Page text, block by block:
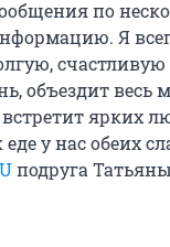
по
Я
объездит весь
встретит ярких
у нас обеих
подруга